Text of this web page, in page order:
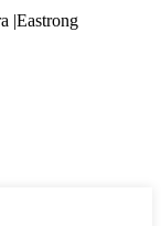
|Eastrong